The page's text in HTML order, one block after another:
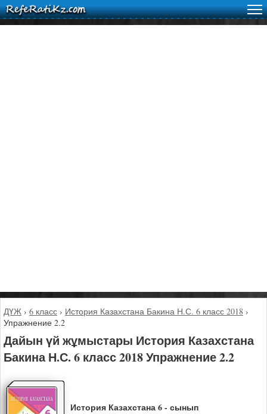
ДҮЖ › 6 класс › История Казахстана Бакина Н.С. 6 класс 2018 ›
Упражнение 2.2
Дайын үй жұмыстары История Казахстана
Бакина Н.С. 6 класс 2018 Упражнение 2.2
История Казахстана 6 - сынып